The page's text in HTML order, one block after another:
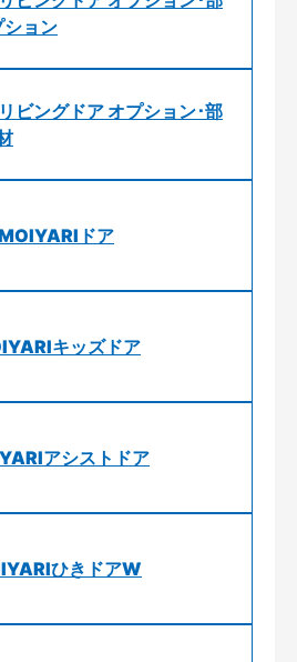
ション
ビングドア オプション･部
ドア
キッズドア
アシストドア
ひきドアW